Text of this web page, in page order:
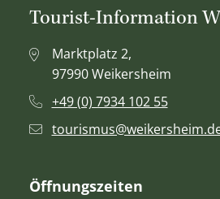
Tourist-Information
Marktplatz 2,
97990 Weikersheim
+49 (0) 7934 102 55
Öffnungszeiten